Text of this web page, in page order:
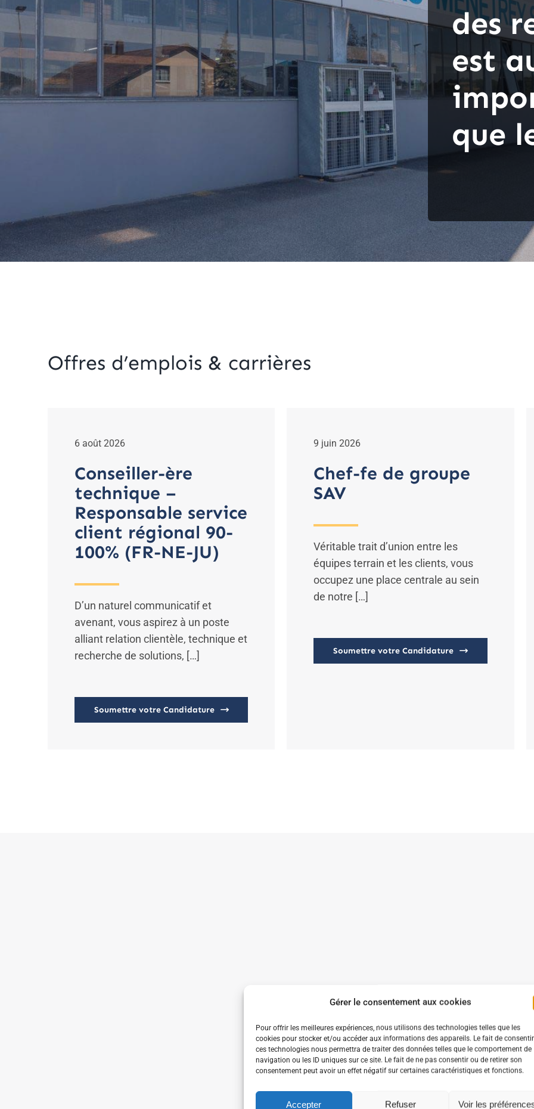
Gérer le consentement aux cookies
Pour offrir les meilleures expériences, nous utilisons des technologies telles que les
cookies pour stocker et/ou accéder aux informations des appareils. Le fait de
ces technologies nous permettra de traiter des données telles que le comportement de
navigation ou les ID uniques sur ce site. Le fait de ne pas consentir ou de retirer son
consentement peut avoir un effet négatif sur certaines caractéristiques et fonctions.
Accepter Refuser Voir les
des
est
que
Offres d’emplois & carrières
6 août 2026
Conseiller-ère
technique –
Responsable service
client régional 90-
100% (FR-NE-JU)
D’un naturel communicatif et
avenant, vous aspirez à un poste
alliant relation clientèle, technique et
recherche de solutions, […]
Soumettre votre Candidature
9 juin 2026
Chef-fe de groupe
SAV
Véritable trait d’union entre les
équipes terrain et les clients, vous
occupez une place centrale au sein
de notre […]
Soumettre votre Candidature